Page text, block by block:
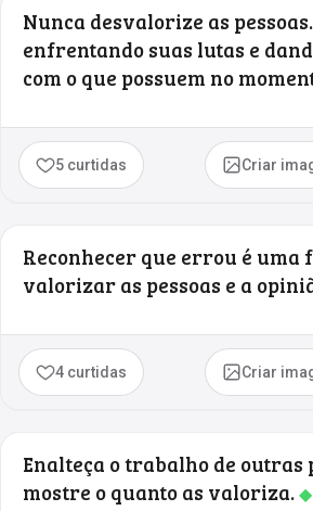
Nunca desvalorize as
enfrentando suas lutas e
com o que possuem no
5 curtidas Criar
Reconhecer que errou é uma
valorizar as pessoas e a
4 curtidas Criar
Enalteça o trabalho de outras
mostre o quanto as valoriza.◆